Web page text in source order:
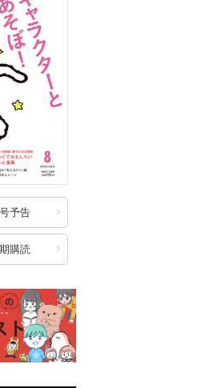
予告
購読